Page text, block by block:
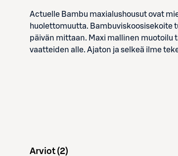
Actuelle Bambu maxialushousut ovat
huolettomuutta. Bambuviskoosisekoite
päivän mittaan. Maxi mallinen muotoilu
vaatteiden alle. Ajaton ja selkeä ilme
Arviot (2)